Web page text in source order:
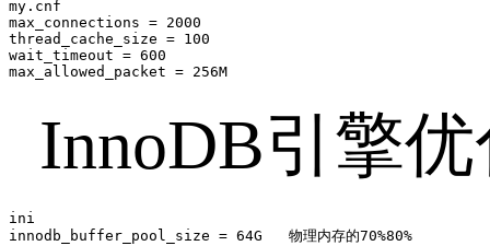
my.cnf
max_connections = 2000
thread_cache_size = 100
wait_timeout = 600
max_allowed_packet = 256M
InnoDB引擎
ini
innodb_buffer_pool_size = 64G   物理内存的70%80%